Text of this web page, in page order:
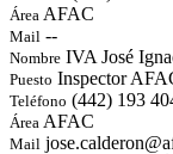
Área AFAC
Mail --
Nombre IVA José
Puesto Inspector
Teléfono (442) 193
Área AFAC
Mail